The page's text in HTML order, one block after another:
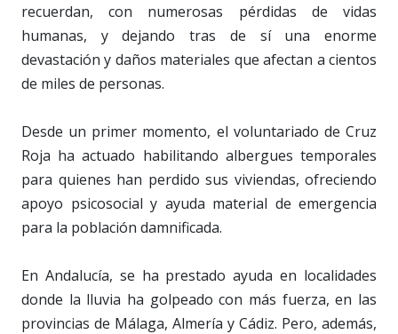
recuerdan, con numerosas pérdidas de vidas
humanas, y dejando tras de sí una enorme
devastación y daños materiales que afectan a cientos
de miles de personas.
Desde un primer momento, el voluntariado de Cruz
Roja ha actuado habilitando albergues temporales
para quienes han perdido sus viviendas, ofreciendo
apoyo psicosocial y ayuda material de emergencia
para la población damnificada.
En Andalucía, se ha prestado ayuda en localidades
donde la lluvia ha golpeado con más fuerza, en las
provincias de Málaga, Almería y Cádiz. Pero, además,